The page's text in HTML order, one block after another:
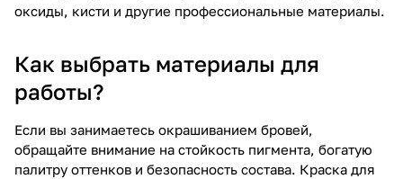
оксиды, кисти и другие профессиональные материалы.
Как выбрать материалы для
работы?
Если вы занимаетесь окрашиванием бровей,
обращайте внимание на стойкость пигмента, богатую
палитру оттенков и безопасность состава. Краска для